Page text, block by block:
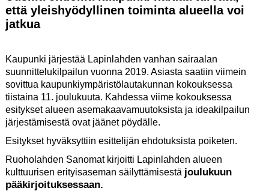
että yleishyödyllinen toiminta alueella voi
jatkua
Kaupunki järjestää Lapinlahden vanhan sairaalan
suunnittelukilpailun vuonna 2019. Asiasta saatiin viimein
sovittua kaupunkiympäristölautakunnan kokouksessa
tiistaina 11. joulukuuta. Kahdessa viime kokouksessa
esitykset alueen asemakaavamuutoksista ja ideakilpailun
järjestämisestä ovat jäänet pöydälle.
Esitykset hyväksyttiin esittelijän ehdotuksista poiketen.
Ruoholahden Sanomat kirjoitti Lapinlahden alueen
kulttuurisen erityisaseman säilyttämisestä joulukuun
pääkirjoituksessaan.